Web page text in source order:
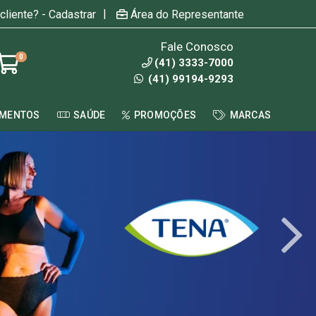
- Cadastrar | Área do Representante
0
Fale Conosco
(41) 3333-7000
(41) 99194-9293
SAÚDE PROMOÇÕES MARCAS